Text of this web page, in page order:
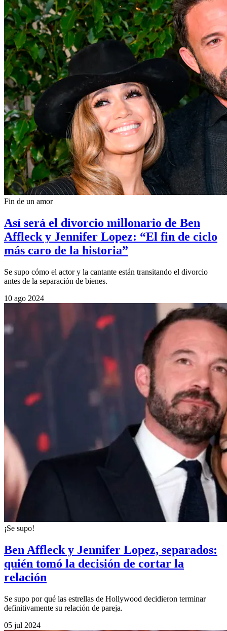
Fin de un amor
Así será el divorcio millonario de Ben
Affleck y Jennifer Lopez: “El fin de ciclo
más caro de la historia”
Se supo cómo el actor y la cantante están transitando el divorcio
antes de la separación de bienes.
10 ago 2024
¡Se supo!
Ben Affleck y Jennifer Lopez, separados:
quién tomó la decisión de cortar la
relación
Se supo por qué las estrellas de Hollywood decidieron terminar
definitivamente su relación de pareja.
05 jul 2024